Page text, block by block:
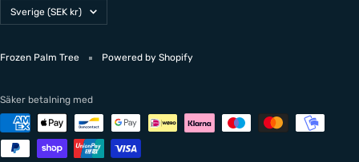
Land/Region
Sverige (SEK kr)
Frozen Palm Tree Powered by Shopify
Säker betalning med